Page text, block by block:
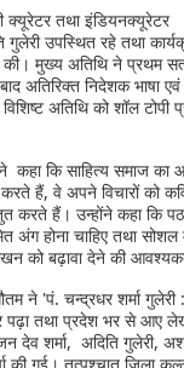
क्यूरेटर तथा
गुलेरी उपस्थित रहे तथा
मुख्य अतिथि ने प्रथम
अतिरिक्त निदेशक भाषा
अतिथि को शॉल टोपी
कि साहित्य समाज का
हैं, वे अपने विचारों को
करते हैं। उन्होंने कहा कि
अंग होना चाहिए तथा
को बढ़ावा देने की
ने 'पं. चन्द्रधर शर्मा गुलेरी
पढ़ा तथा प्रदेश भर से आए
देव शर्मा, अदिति गुलेरी,